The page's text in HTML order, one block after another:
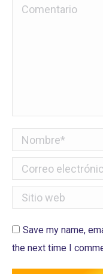
Comentario
Nombre *
Correo
Sitio web
Save my name,
the next time I